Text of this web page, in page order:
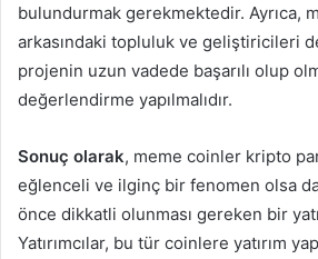
bulundurmak gerekmektedir. Ayrıca,
arkasındaki topluluk ve geliştiricileri
projenin uzun vadede başarılı olup
değerlendirme yapılmalıdır.
Sonuç olarak, meme coinler kripto
eğlenceli ve ilginç bir fenomen olsa
önce dikkatli olunması gereken bir
Yatırımcılar, bu tür coinlere yatırım